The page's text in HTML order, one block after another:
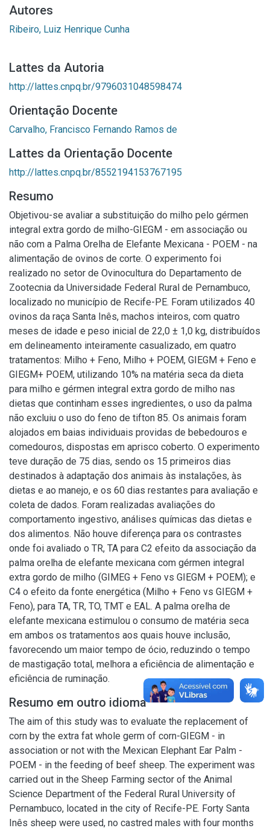
Autores
Ribeiro, Luiz Henrique Cunha
Lattes da Autoria
http://lattes.cnpq.br/9796031048598474
Orientação Docente
Carvalho, Francisco Fernando Ramos de
Lattes da Orientação Docente
http://lattes.cnpq.br/8552194153767195
Resumo
Objetivou-se avaliar a substituição do milho pelo gérmen
integral extra gordo de milho-GIEGM - em associação ou
não com a Palma Orelha de Elefante Mexicana - POEM - na
alimentação de ovinos de corte. O experimento foi
realizado no setor de Ovinocultura do Departamento de
Zootecnia da Universidade Federal Rural de Pernambuco,
localizado no município de Recife-PE. Foram utilizados 40
ovinos da raça Santa Inês, machos inteiros, com quatro
meses de idade e peso inicial de 22,0 ± 1,0 kg, distribuídos
em delineamento inteiramente casualizado, em quatro
tratamentos: Milho + Feno, Milho + POEM, GIEGM + Feno e
GIEGM+ POEM, utilizando 10% na matéria seca da dieta
para milho e gérmen integral extra gordo de milho nas
dietas que continham esses ingredientes, o uso da palma
não excluiu o uso do feno de tifton 85. Os animais foram
alojados em baias individuais providas de bebedouros e
comedouros, dispostas em aprisco coberto. O experimento
teve duração de 75 dias, sendo os 15 primeiros dias
destinados à adaptação dos animais às instalações, às
dietas e ao manejo, e os 60 dias restantes para avaliação e
coleta de dados. Foram realizadas avaliações do
comportamento ingestivo, análises químicas das dietas e
dos alimentos. Não houve diferença para os contrastes
onde foi avaliado o TR, TA para C2 efeito da associação da
palma orelha de elefante mexicana com gérmen integral
extra gordo de milho (GIMEG + Feno vs GIEGM + POEM); e
C4 o efeito da fonte energética (Milho + Feno vs GIEGM +
Feno), para TA, TR, TO, TMT e EAL. A palma orelha de
elefante mexicana estimulou o consumo de matéria seca
em ambos os tratamentos aos quais houve inclusão,
favorecendo um maior tempo de ócio, reduzindo o tempo
de mastigação total, melhora a eficiência de alimentação e
eficiência de ruminação.
Resumo em outro idioma
The aim of this study was to evaluate the replacement of
corn by the extra fat whole germ of corn-GIEGM - in
association or not with the Mexican Elephant Ear Palm -
POEM - in the feeding of beef sheep. The experiment was
carried out in the Sheep Farming sector of the Animal
Science Department of the Federal Rural University of
Pernambuco, located in the city of Recife-PE. Forty Santa
Inês sheep were used, no castred males with four months